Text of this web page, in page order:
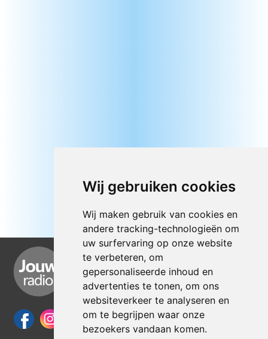
Wij gebruiken cookies
Wij maken gebruik van cookies en
andere tracking-technologieën om
uw surfervaring op onze website
te verbeteren, om
gepersonaliseerde inhoud en
advertenties te tonen, om ons
websiteverkeer te analyseren en
om te begrijpen waar onze
bezoekers vandaan komen.